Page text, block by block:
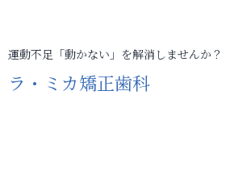
運動不足「動かない」を解消しませんか？
ラ・ミカ矯正歯科